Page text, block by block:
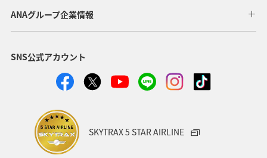
ANAグループ企業情報
SNS公式アカウント
SKYTRAX 5 STAR AIRLINE